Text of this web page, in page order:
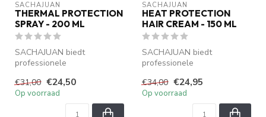
SACHAJUAN
THERMAL PROTECTION
SPRAY - 200 ML
SACHAJUAN biedt
professionele
Silk Technology. Verzorgt...
€31,00 €24,50
Op voorraad
SACHAJUAN
HEAT PROTECTION
HAIR CREAM - 150 ML
SACHAJUAN biedt
professionele
Silk Technology. Verzorgt...
€34,00 €24,95
Op voorraad